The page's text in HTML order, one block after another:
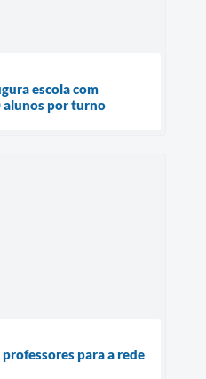
escola com
alunos por turno
para a rede